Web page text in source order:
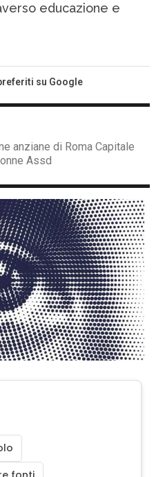
educazione e
su Google
anziane di Roma Capitale
Assd